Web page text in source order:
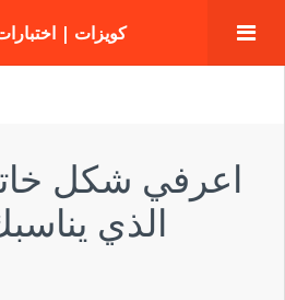
كويزات |
اعرفي شكل
الذي